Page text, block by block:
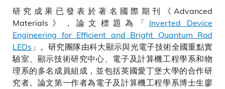
研究成果已發表於著名國際期刊《Advanced
Materials》，論文標題為「 Inverted Device
Engineering for Efficient and Bright Quantum Rod
LEDs 」。研究團隊由科大顯示與光電子技術全國重點實
驗室、顯示技術研究中心、電子及計算機工程學系和物
理系的多名成員組成，並包括英國愛丁堡大學的合作研
究者。論文第一作者為電子及計算機工程學系博士生廖